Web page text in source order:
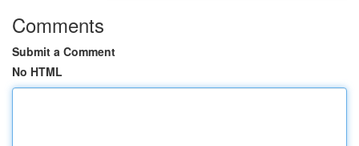
Comments
Submit a Comment
No HTML